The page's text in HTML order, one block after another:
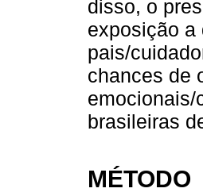
disso, o
exposição a
pais/
chances de
emocionais/
brasileiras
MÉTODO